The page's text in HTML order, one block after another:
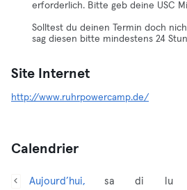
erforderlich. Bitte geb deine USC
Solltest du deinen Termin doch
sag diesen bitte mindestens 24
Site Internet
http://www.ruhrpowercamp.de/
Calendrier
Aujourd’hui,
sa
di
lu